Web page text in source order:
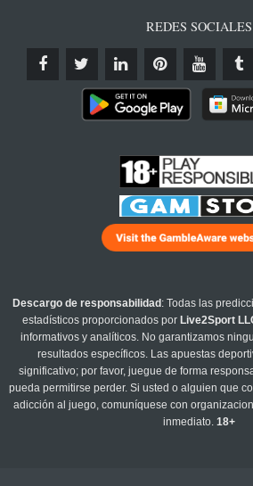
REDES SOCIALES
Descargo de responsabilidad : Todas las
estadísticos proporcionados por Live2Sport
informativos y analíticos. No garantizamos
resultados específicos. Las apuestas
significativo; por favor, juegue de forma
pueda permitirse perder. Si usted o alguien que
adicción al juego, comuníquese con
inmediato.18+